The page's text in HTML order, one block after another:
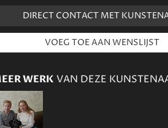
DIRECT CONTACT MET
WERK VAN DEZE